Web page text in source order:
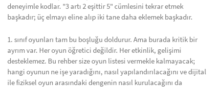
deneyimle kodlar. "3 artı 2 eşittir 5" cümlesini tekrar etmek
başkadır; üç elmayı eline alıp iki tane daha eklemek başkadır.
1. sınıf oyunları tam bu boşluğu doldurur. Ama burada kritik bir
ayrım var. Her oyun öğretici değildir. Her etkinlik, gelişimi
desteklemez. Bu rehber size oyun listesi vermekle kalmayacak;
hangi oyunun ne işe yaradığını, nasıl yapılandırılacağını ve dijital
ile fiziksel oyun arasındaki dengenin nasıl kurulacağını da